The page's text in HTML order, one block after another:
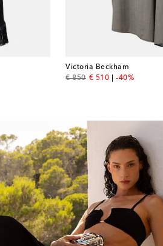
Victoria Beckham
€ 850
original price
€ 510
discount price
-40%